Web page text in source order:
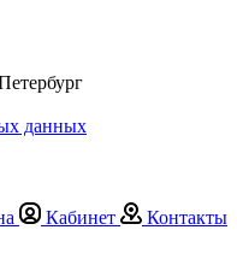
данных
Кабинет Контакты